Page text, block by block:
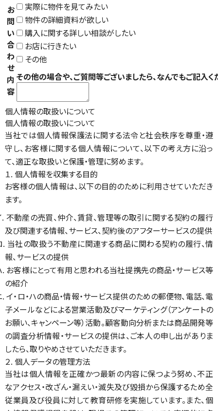
お
問
い
合
わ
せ
内
容
実際に物件を見てみたい
物件の詳細資料が欲しい
購入に関する詳しい相談がしたい
お店に行きたい
その他
その他の場合や、ご質問等ございましたら、なんでもご記入く
個人情報の取扱いについて
個人情報の取扱いについて
当社では個人情報保護法に関する法令と社会秩序を尊重・遵
守し、お客様に関する個人情報について、以下の考え方に沿っ
て、適正な取扱いと保護・管理に努めます。
１. 個人情報を収集する目的
お客様の個人情報は、以下の目的のために利用させていただき
ます。
. 不動産の売買、仲介、賃貸、管理等の取引に関する契約の履行
及び関連する情報、サービス、契約後のアフターサービスの提供
. 当社の取扱う不動産に関連する商品に関わる契約の履行、情
報、サービスの提供
. お客様にとって有用と思われる当社提携先の商品・サービス等
の紹介
. イ・ロ・ハの商品・情報・サービス提供のための郵便物、電話、電
子メールなどによる営業活動及びマーケティング（アンケートの
お願い、キャンペーン等）活動。顧客動向分析または商品開発等
の調査分析情報・サービスの提供は、ご本人の申し出がありま
したら、取りやめさせていただきます。
２. 個人データの管理方法
当社は個人情報を正確かつ最新の内容に保つよう努め、不正
なアクセス・改ざん・漏えい・滅失及び毀損から保護するため全
従業員及び役員に対して教育研修を実施しています。また、個